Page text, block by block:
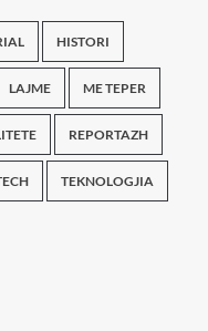
HISTORI
LAJME ME TEPER
REPORTAZH
TEKNOLOGJIA